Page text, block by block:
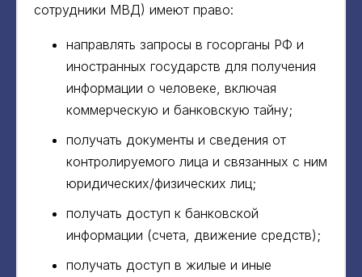
сотрудники МВД) имеют право:
направлять запросы в госорганы РФ и
иностранных государств для получения
информации о человеке, включая
коммерческую и банковскую тайну;
получать документы и сведения от
контролируемого лица и связанных с ним
юридических/физических лиц;
получать доступ к банковской
информации (счета, движение средств);
получать доступ в жилые и иные